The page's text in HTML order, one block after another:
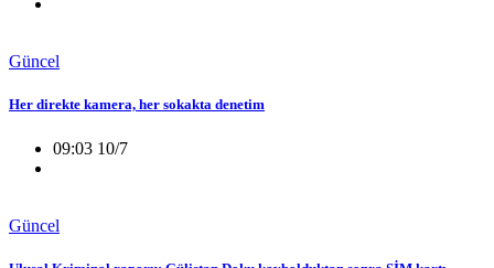
Güncel
Her direkte kamera, her sokakta denetim
09:03 10/7
Güncel